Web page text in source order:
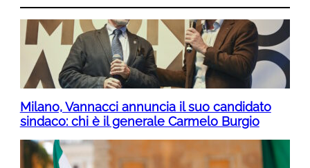
Milano, Vannacci annuncia il suo candidato
sindaco: chi è il generale Carmelo Burgio